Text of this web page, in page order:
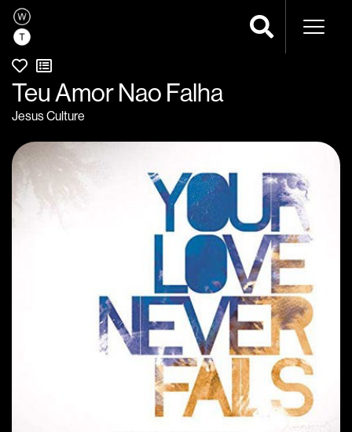
Teu Amor Nao Falha
Jesus Culture